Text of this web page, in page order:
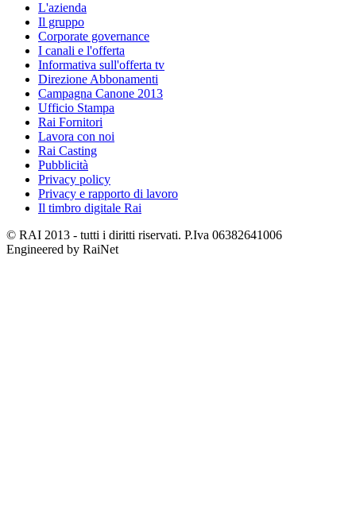
L'azienda
Il gruppo
Corporate governance
I canali e l'offerta
Informativa sull'offerta tv
Direzione Abbonamenti
Campagna Canone 2013
Ufficio Stampa
Rai Fornitori
Lavora con noi
Rai Casting
Pubblicità
Privacy policy
Privacy e rapporto di lavoro
Il timbro digitale Rai
© RAI 2013 - tutti i diritti riservati. P.Iva 06382641006
Engineered by RaiNet